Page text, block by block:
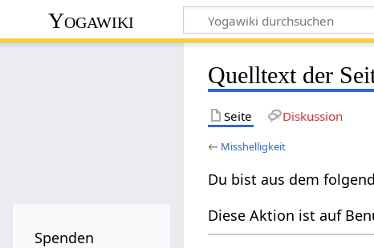
Yogawiki
Quelltext der
Seite Diskussion
← Misshelligkeit
Du bist aus dem
Diese Aktion ist auf
Spenden